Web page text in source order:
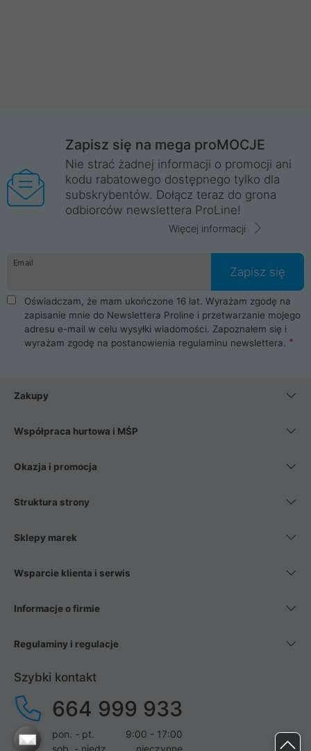
Zapisz się na mega proMOCJE
Nie strać żadnej informacji o promocji ani
kodu rabatowego dostępnego tylko dla
subskrybentów. Dołącz teraz do grona
odbiorców newslettera ProLine!
Więcej informacji
Email
Zapisz się
Oświadczam, że mam ukończone 16 lat. Wyrażam zgodę na
zapisanie mnie do Newslettera Proline i przetwarzanie mojego
adresu e-mail w celu wysyłki wiadomości. Zapoznałem się i
wyrażam zgodę na postanowienia regulaminu newslettera.
Zakupy
Współpraca hurtowa i MŚP
Okazja i promocja
Struktura strony
Sklepy marek
Wsparcie klienta i serwis
Informacje o firmie
Regulaminy i regulacje
Szybki kontakt
664 999 933
pon. - pt.
9:00 - 17:00
sob. - niedz.
nieczynne